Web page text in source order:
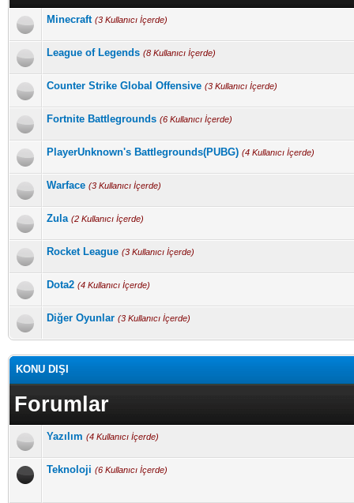
Minecraft (3 Kullanıcı İçerde)
League of Legends (8 Kullanıcı İçerde)
Counter Strike Global Offensive (3 Kullanıcı İçerde)
Fortnite Battlegrounds (6 Kullanıcı İçerde)
PlayerUnknown's Battlegrounds(PUBG) (4 Kullanıcı İçerde)
Warface (3 Kullanıcı İçerde)
Zula (2 Kullanıcı İçerde)
Rocket League (3 Kullanıcı İçerde)
Dota2 (4 Kullanıcı İçerde)
Diğer Oyunlar (3 Kullanıcı İçerde)
KONU DIŞI
Forumlar
Yazılım (4 Kullanıcı İçerde)
Teknoloji (6 Kullanıcı İçerde)